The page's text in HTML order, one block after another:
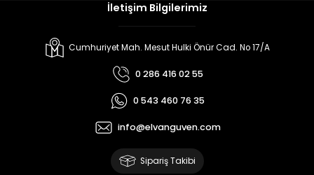
İletişim Bilgilerimiz
Cumhuriyet Mah. Mesut Hulki Önür Cad. No 17/A
0 286 416 02 55
0 543 460 76 35
info@elvanguven.com
Sipariş Takibi